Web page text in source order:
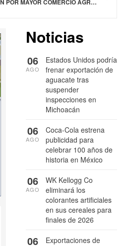
MÉXICO Y GHANA APUESTAN POR MAYOR COMERCIO AGROALIMENTARIO
Noticias
Estados Unidos podría
frenar exportación de
aguacate tras
suspender
inspecciones en
Michoacán
06
AGO
Coca-Cola estrena
publicidad para
celebrar 100 años de
historia en México
06
AGO
WK Kellogg Co
eliminará los
colorantes artificiales
en sus cereales para
finales de 2026
06
AGO
Exportaciones de
06